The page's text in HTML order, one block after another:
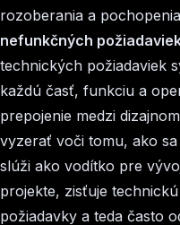
rozoberania a
nefunkčných
technických požiadaviek
každú časť, funkciu a
prepojenie medzi
vyzerať voči tomu, ako
slúži ako vodítko pre
projekte, zisťuje
požiadavky a teda často